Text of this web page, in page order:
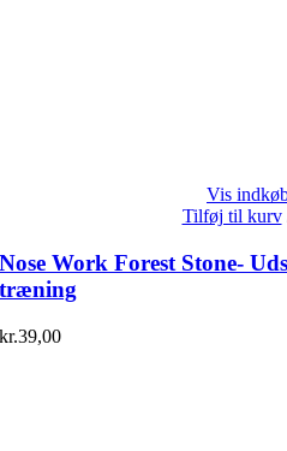
Vis
Tilføj til kurv
Nose Work Forest Stone-
træning
kr.39,00